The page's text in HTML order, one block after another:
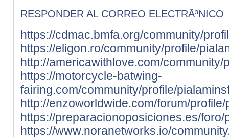
RESPONDER AL CORREO ELECTRÃ³NICO
https://cdmac.bmfa.org/community/
https://eligon.ro/community/profile/
http://americawithlove.com/community/
https://motorcycle-batwing-
fairing.com/community/profile/
http://enzoworldwide.com/forum/
https://preparacionoposiciones.es/
https://www.noranetworks.io/